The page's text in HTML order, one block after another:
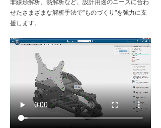
非線形解析、熱解析など、設計用途のニーズに合わ
せたさまざまな解析手法で"ものづくり"を強力に支
援します。